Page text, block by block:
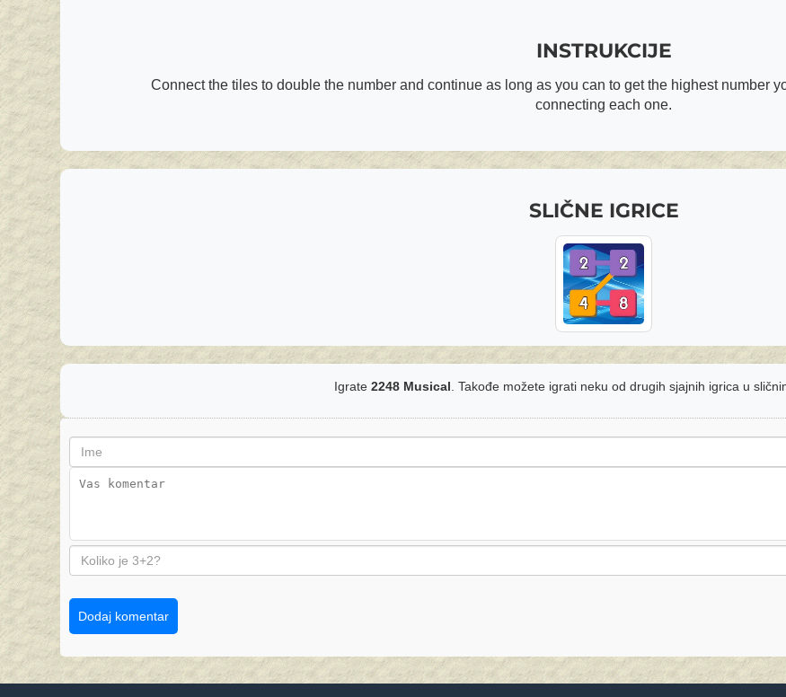
INSTRUKCIJE
Connect the tiles to double the number and continue as long as you can to get the highest number
connecting each one.
SLIČNE IGRICE
Igrate 2248 Musical . Takođe možete igrati neku od drugih sjajnih igrica u
Dodaj komentar